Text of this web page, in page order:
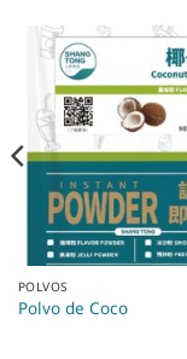
POLVOS
Polvo de Coco